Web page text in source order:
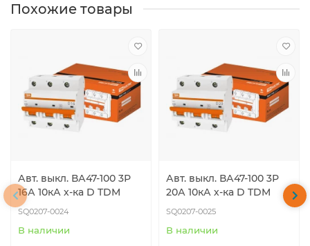
Похожие товары
Авт. выкл. ВА47-100 3Р
16А 10кА х-ка D TDM
SQ0207-0024
В наличии
Авт. выкл. ВА47-100 3Р
20А 10кА х-ка D TDM
SQ0207-0025
В наличии